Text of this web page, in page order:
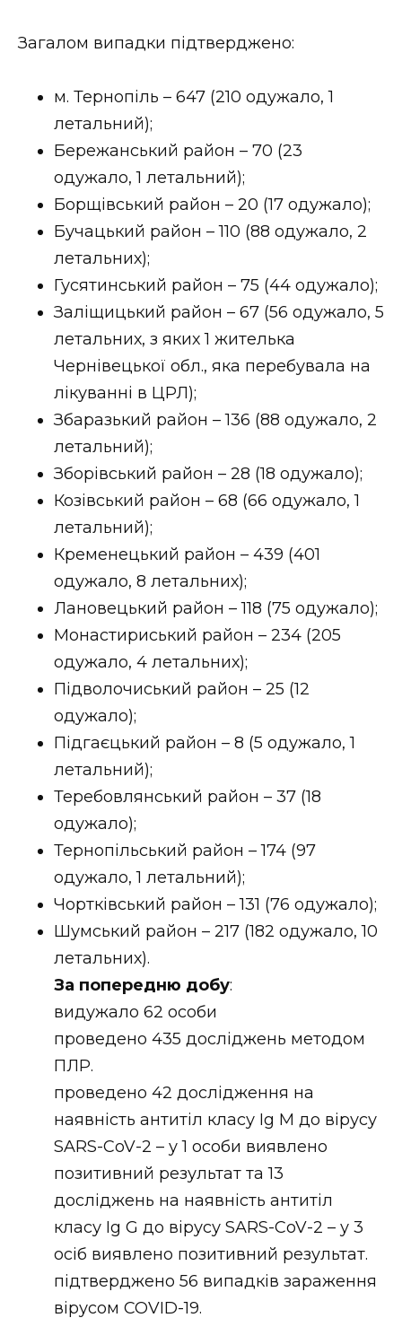
Загалом випадки підтверджено:
м. Тернопіль – 647 (210 одужало, 1
летальний);
Бережанський район – 70 (23
одужало, 1 летальний);
Борщівський район – 20 (17 одужало);
Бучацький район – 110 (88 одужало, 2
летальних);
Гусятинський район – 75 (44 одужало);
Заліщицький район – 67 (56 одужало, 5
летальних, з яких 1 жителька
Чернівецької обл., яка перебувала на
лікуванні в ЦРЛ);
Збаразький район – 136 (88 одужало, 2
летальний);
Зборівський район – 28 (18 одужало);
Козівський район – 68 (66 одужало, 1
летальний);
Кременецький район – 439 (401
одужало, 8 летальних);
Лановецький район – 118 (75 одужало);
Монастириський район – 234 (205
одужало, 4 летальних);
Підволочиський район – 25 (12
одужало);
Підгаєцький район – 8 (5 одужало, 1
летальний);
Теребовлянський район – 37 (18
одужало);
Тернопільський район – 174 (97
одужало, 1 летальний);
Чортківський район – 131 (76 одужало);
Шумський район – 217 (182 одужало, 10
летальних).
За попередню добу:
видужало 62 особи
проведено 435 досліджень методом
ПЛР.
проведено 42 дослідження на
наявність антитіл класу Ig М до вірусу
SARS-CoV-2 – у 1 особи виявлено
позитивний результат та 13
досліджень на наявність антитіл
класу Ig G до вірусу SARS-CoV-2 – у 3
осіб виявлено позитивний результат.
підтверджено 56 випадків зараження
вірусом COVID-19.